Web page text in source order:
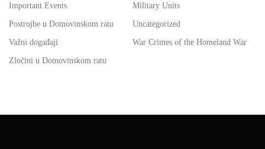
Important Events Military Units
Postrojbe u Domovinskom ratu Uncategorized
Važni događaji War Crimes of the Homeland War
Zločini u Domovinskom ratu